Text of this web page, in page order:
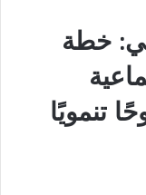
خطة
تنمويًا